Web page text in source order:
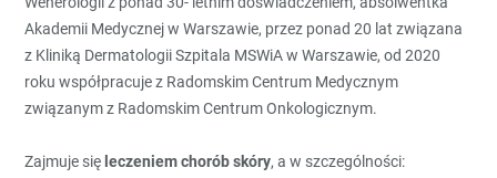
Akademii Medycznej w Warszawie, przez ponad 20 lat związana
z Kliniką Dermatologii Szpitala MSWiA w Warszawie, od 2020
roku współpracuje z Radomskim Centrum Medycznym
związanym z Radomskim Centrum Onkologicznym.
Zajmuje się leczeniem chorób skóry, a w szczególności: